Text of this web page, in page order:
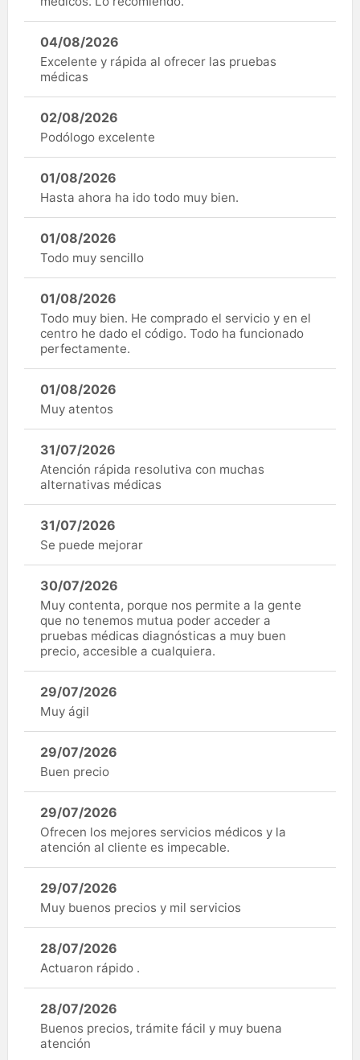
04/08/2026
Excelente y rápida al ofrecer las pruebas
médicas
02/08/2026
Podólogo excelente
01/08/2026
Hasta ahora ha ido todo muy bien.
01/08/2026
Todo muy sencillo
01/08/2026
Todo muy bien. He comprado el servicio y en el
centro he dado el código. Todo ha funcionado
perfectamente.
01/08/2026
Muy atentos
31/07/2026
Atención rápida resolutiva con muchas
alternativas médicas
31/07/2026
Se puede mejorar
30/07/2026
Muy contenta, porque nos permite a la gente
que no tenemos mutua poder acceder a
pruebas médicas diagnósticas a muy buen
precio, accesible a cualquiera.
29/07/2026
Muy ágil
29/07/2026
Buen precio
29/07/2026
Ofrecen los mejores servicios médicos y la
atención al cliente es impecable.
29/07/2026
Muy buenos precios y mil servicios
28/07/2026
Actuaron rápido .
28/07/2026
Buenos precios, trámite fácil y muy buena
atención